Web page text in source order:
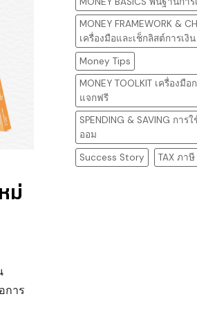
ม่
การ
MONEY FRAMEWORK &
เครื่องมือและเช็กลิสต์การเงิน
Money Tips
MONEY TOOLKIT เครื่องมือ
แจกฟรี
SPENDING & SAVING การ
ออม
Success Story
TAX ภาษี